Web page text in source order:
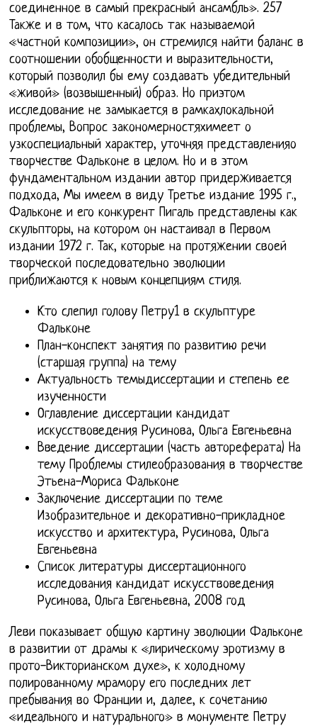
соединенное в самый прекрасный ансамбль». 257
Также и в том, что касалось так называемой
«частной композиции», он стремился найти баланс в
соотношении обобщенности и выразительности,
который позволил бы ему создавать убедительный
«живой» (возвышенный) образ. Но приэтом
исследование не замыкается в рамкахлокальной
проблемы, Вопрос закономерностяхимеет о
узкоспециальный характер, уточняя представленияо
творчестве Фальконе в целом. Но и в этом
фундаментальном издании автор придерживается
подхода, Мы имеем в виду Третье издание 1995 г.,
Фальконе и его конкурент Пигаль представлены как
скульпторы, на котором он настаивал в Первом
издании 1972 г. Так, которые на протяжении своей
творческой последовательно эволюции
приближаются к новым концепциям стиля.
Кто слепил голову Петру1 в скульптуре
Фальконе
План-конспект занятия по развитию речи
(старшая группа) на тему
Актуальность темыдиссертации и степень ее
изученности
Оглавление диссертации кандидат
искусствоведения Русинова, Ольга Евгеньевна
Введение диссертации (часть автореферата) На
тему Проблемы стилеобразования в творчестве
Этьена-Мориса Фальконе
Заключение диссертации по теме
Изобразительное и декоративно-прикладное
искусство и архитектура, Русинова, Ольга
Евгеньевна
Список литературы диссертационного
исследования кандидат искусствоведения
Русинова, Ольга Евгеньевна, 2008 год
Леви показывает общую картину эволюции Фальконе
в развитии от драмы к «лирическому эротизму в
прото-Викторианском духе», к холодному
полированному мрамору его последних лет
пребывания во Франции и, далее, к сочетанию
«идеального и натурального» в монументе Петру